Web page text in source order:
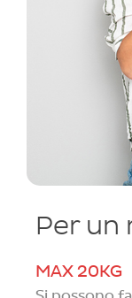
Per un
MAX 20KG